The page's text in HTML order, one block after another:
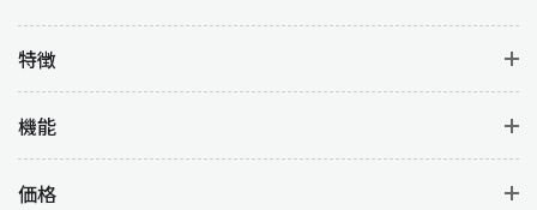
特徴
機能
価格